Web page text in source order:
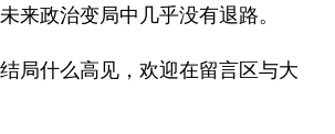
来政治变局中几乎没有退路。
局什么高见，欢迎在留言区与大